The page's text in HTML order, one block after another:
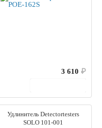
3 610 ₽
Удлинитель Detectortesters
SOLO 101-001